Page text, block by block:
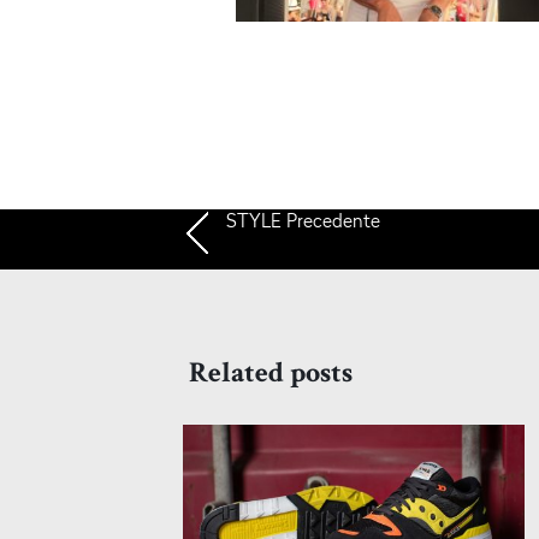
STYLE Precedente
Related posts